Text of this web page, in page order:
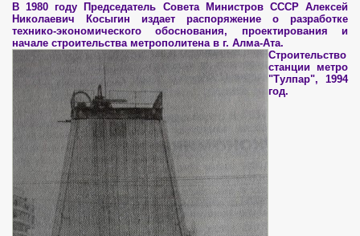
В 1980 году Председатель Совета Министров СССР Алексей
Николаевич Косыгин издает распоряжение о разработке
технико-экономического обоснования, проектирования и
начале строительства метрополитена в г. Алма-Ата.
Строительство
станции метро
"Тулпар", 1994
год.